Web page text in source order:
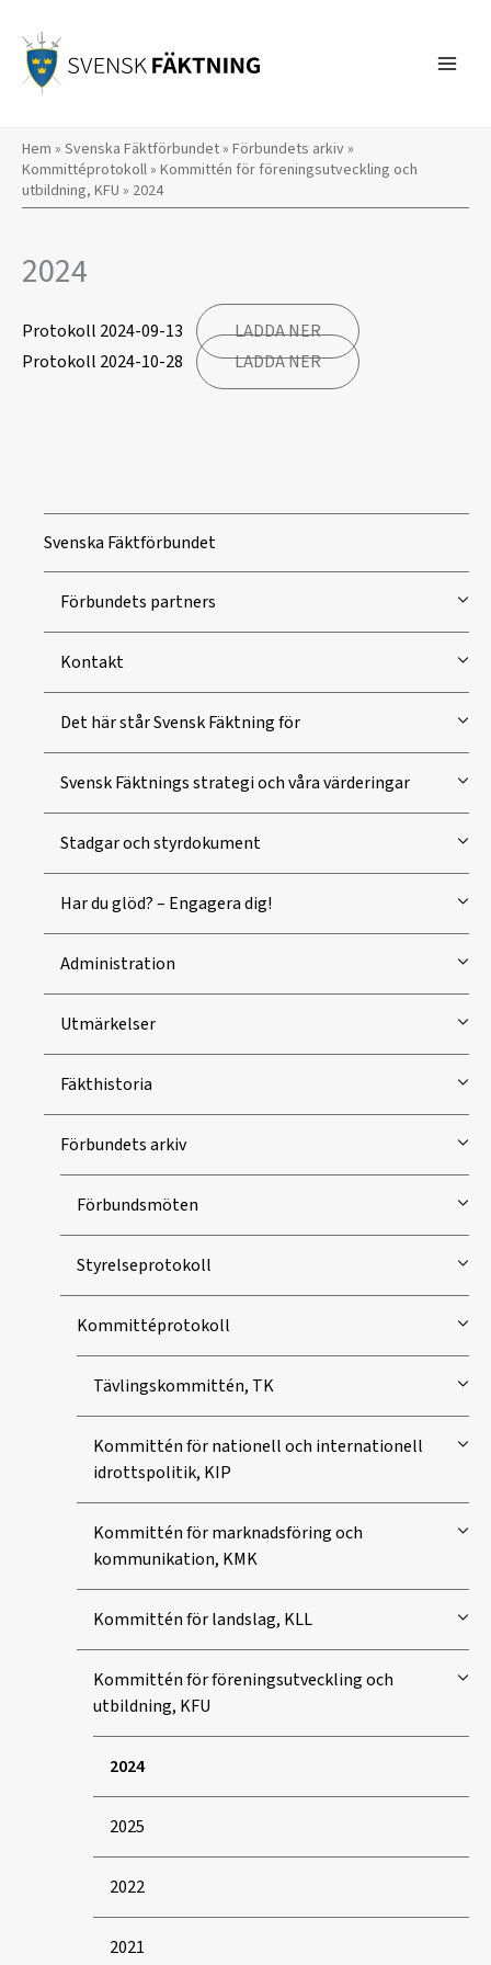
innehåll
Hem » Svenska Fäktförbundet» Förbundets arkiv»
Kommittéprotokoll» Kommittén för föreningsutveckling och
utbildning, KFU » 2024
2024
Protokoll 2024-09-13
LADDA NER
Protokoll 2024-10-28
LADDA NER
Svenska Fäktförbundet
Förbundets partners
Kontakt
Det här står Svensk Fäktning för
Svensk Fäktnings strategi och våra värderingar
Stadgar och styrdokument
Har du glöd? – Engagera dig!
Administration
Utmärkelser
Fäkthistoria
Förbundets arkiv
Förbundsmöten
Styrelseprotokoll
Kommittéprotokoll
Tävlingskommittén, TK
Kommittén för nationell och internationell
idrottspolitik, KIP
Kommittén för marknadsföring och
kommunikation, KMK
Kommittén för landslag, KLL
Kommittén för föreningsutveckling och
utbildning, KFU
2024
2025
2022
2021